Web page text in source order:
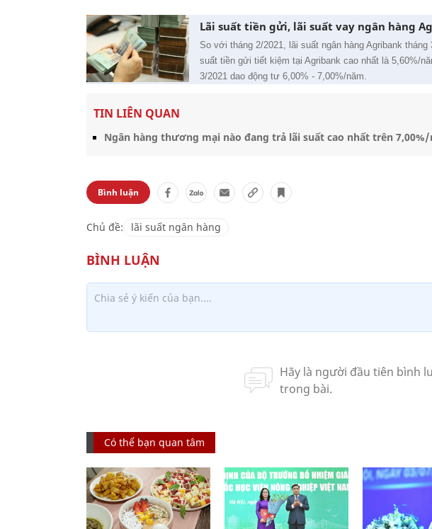
Lãi suất tiền gửi, lãi suất vay ngân hàng
So với tháng 2/2021, lãi suất ngân hàng Agribank
suất tiền gửi tiết kiệm tại Agribank cao nhất là 5,60%/
3/2021 dao động tư 6,00% - 7,00%/năm.
TIN LIÊN QUAN
Ngân hàng thương mại nào đang trả lãi suất cao nhất trên 7,00%/
Bình luận
Chủ đề: lãi suất ngân hàng
Có thể bạn quan tâm